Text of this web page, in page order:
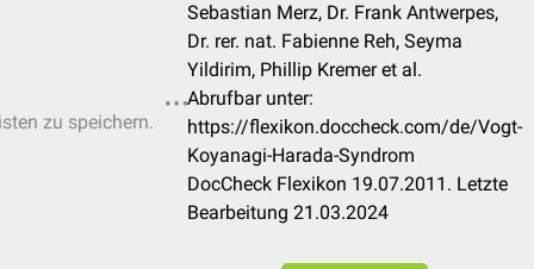
zu speichern.
Sebastian Merz, Dr. Frank Antwerpes,
Dr. rer. nat. Fabienne Reh, Seyma
Yildirim, Phillip Kremer et al.
Abrufbar unter:
https://flexikon.doccheck.com/de/Vogt-
Koyanagi-Harada-Syndrom
DocCheck Flexikon 19.07.2011. Letzte
Bearbeitung 21.03.2024